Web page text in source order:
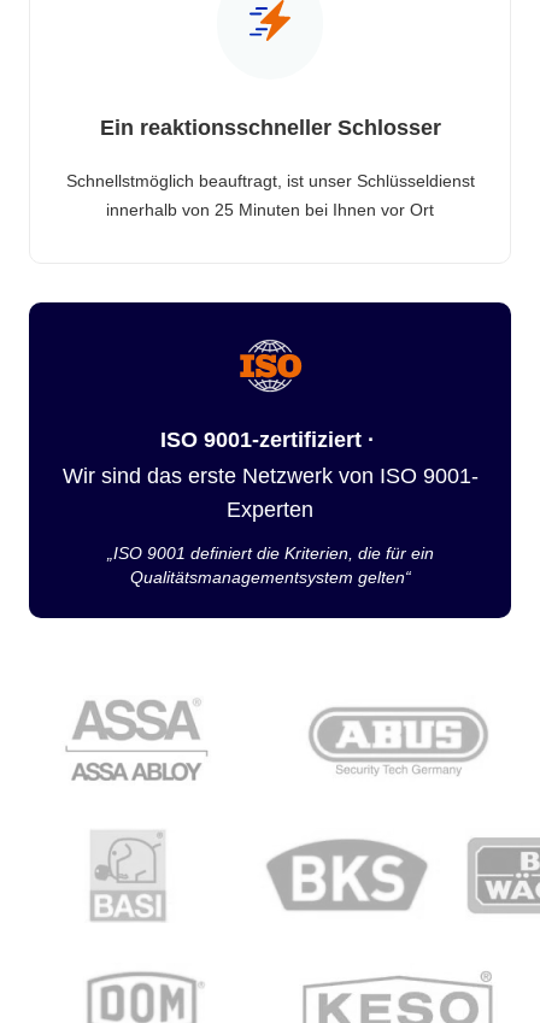
Ein reaktionsschneller Schlosser
Schnellstmöglich beauftragt, ist unser Schlüsseldienst
innerhalb von 25 Minuten bei Ihnen vor Ort
ISO 9001-zertifiziert ·
Wir sind das erste Netzwerk von ISO 9001-
Experten
„ISO 9001 definiert die Kriterien, die für ein
Qualitätsmanagementsystem gelten“